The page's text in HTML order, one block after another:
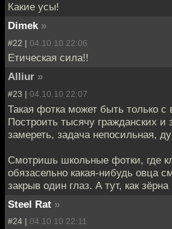
Какие усы!
Dimek »
#22 | 04.10.10 22:06
Eтическая сила!!
Alliur »
#23 | 04.10.10 22:07
Такая фотка может быть только
Построить тысячу гражданских и
замереть, задача непосильная,
Смотришь школьные фотки, где
обязасельно какая-нибудь овца
закрыв один глаз. А тут, как зёрна
Steel Rat »
#24 | 04.10.10 22:11